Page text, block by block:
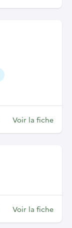
Voir la fiche
Voir la fiche